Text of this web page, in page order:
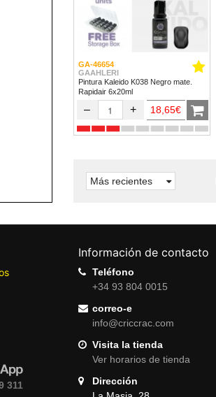
GA-46654
GAAHLERI
Pintura Kaleido K038 Negro mate.
Rapidair 6x20ml
– + 18,65€
Más recientes
311
Información de contacto
Teléfono
+34 93 804 0015
correo-e
info@criccrac.com
Visita la tienda
Ver horarios de tienda
Dirección